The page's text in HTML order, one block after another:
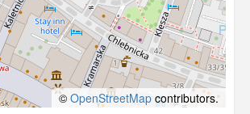
© OpenStreetMap contributors.